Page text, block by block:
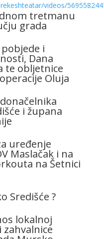
videos/
tretmanu
grada
i
Dana
te obljetnice
Oluja
i župana
uređenje
Maslačak i na
na Šetnici
Središće ?
lokalnoj
zahvalnice